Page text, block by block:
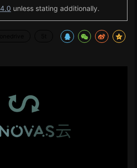
unless stating additionally.